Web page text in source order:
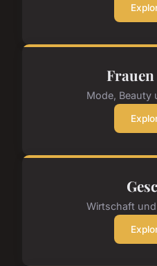
Mode, Beauty
Wirtschaft